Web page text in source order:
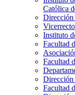
Católica
Dirección
Instituto
Facultad
Facultad
Dirección
Facultad